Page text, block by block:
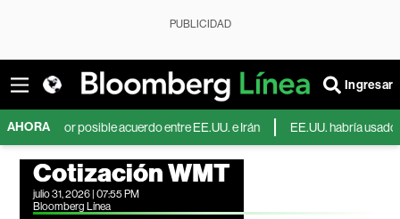
PUBLICIDAD
Ingresar
AHORA
por posible acuerdo entre EE.UU. e Irán EE.UU. habría usado euros
Cotización WMT
julio 31, 2026 | 07:55 PM
Bloomberg Línea